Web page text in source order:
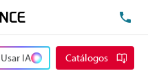
Usar IA Catálogos